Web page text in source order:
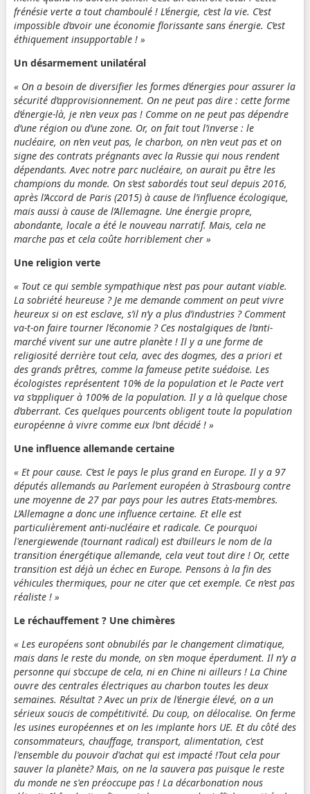
frénésie verte a tout chamboulé ! L’énergie, c’est la vie. C’est
impossible d’avoir une économie florissante sans énergie. C’est
éthiquement insupportable ! »
Un désarmement unilatéral
« On a besoin de diversifier les formes d’énergies pour assurer la
sécurité d’approvisionnement. On ne peut pas dire : cette forme
d’énergie-là, je n’en veux pas ! Comme on ne peut pas dépendre
d’une région ou d’une zone. Or, on fait tout l’inverse : le
nucléaire, on n’en veut pas, le charbon, on n’en veut pas et on
signe des contrats prégnants avec la Russie qui nous rendent
dépendants. Avec notre parc nucléaire, on aurait pu être les
champions du monde. On s’est sabordés tout seul depuis 2016,
après l’Accord de Paris (2015) à cause de l’influence écologique,
mais aussi à cause de l’Allemagne. Une énergie propre,
abondante, locale a été le nouveau narratif. Mais, cela ne
marche pas et cela coûte horriblement cher »
Une religion verte
« Tout ce qui semble sympathique n’est pas pour autant viable.
La sobriété heureuse ? Je me demande comment on peut vivre
heureux si on est esclave, s’il n’y a plus d’industries ? Comment
va-t-on faire tourner l’économie ? Ces nostalgiques de l’anti-
marché vivent sur une autre planète ! Il y a une forme de
religiosité derrière tout cela, avec des dogmes, des a priori et
des grands prêtres, comme la fameuse petite suédoise. Les
écologistes représentent 10% de la population et le Pacte vert
va s’appliquer à 100% de la population. Il y a là quelque chose
d’aberrant. Ces quelques pourcents obligent toute la population
européenne à vivre comme eux l’ont décidé ! »
Une influence allemande certaine
« Et pour cause. C’est le pays le plus grand en Europe. Il y a 97
députés allemands au Parlement européen à Strasbourg contre
une moyenne de 27 par pays pour les autres Etats-membres.
L’Allemagne a donc une influence certaine. Et elle est
particulièrement anti-nucléaire et radicale. Ce pourquoi
l'energiewende (tournant radical) est d’ailleurs le nom de la
transition énergétique allemande, cela veut tout dire ! Or, cette
transition est déjà un échec en Europe. Pensons à la fin des
véhicules thermiques, pour ne citer que cet exemple. Ce n’est pas
réaliste ! »
Le réchauffement ? Une chimères
« Les européens sont obnubilés par le changement climatique,
mais dans le reste du monde, on s’en moque éperdument. Il n’y a
personne qui s’occupe de cela, ni en Chine ni ailleurs ! La Chine
ouvre des centrales électriques au charbon toutes les deux
semaines. Résultat ? Avec un prix de l’énergie élevé, on a un
sérieux soucis de compétitivité. Du coup, on délocalise. On ferme
les usines européennes et on les implante hors UE. Et du côté des
consommateurs, chauffage, transport, alimentation, c'est
l'ensemble du pouvoir d'achat qui est impacté !Tout cela pour
sauver la planète? Mais, on ne la sauvera pas puisque le reste
du monde ne s'en préoccupe pas ! La décarbonation nous